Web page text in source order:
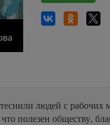
людей с рабочих
что полезен обществу,